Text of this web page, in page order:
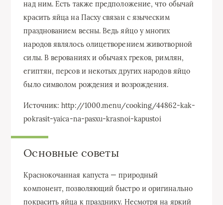
над ним. Есть также предположение, что обычай
красить яйца на Пасху связан с языческим
празднованием весны. Ведь яйцо у многих
народов являлось олицетворением животворной
силы. В верованиях и обычаях греков, римлян,
египтян, персов и некотых других народов яйцо
было символом рождения и возрождения.
Источник: http://1000.menu/cooking/44862-kak-
pokrasit-yaica-na-pasxu-krasnoi-kapustoi
Основные советы
Краснокочанная капуста — природный
компонент, позволяющий быстро и оригинально
покрасить яйца к празднику. Несмотря на яркий